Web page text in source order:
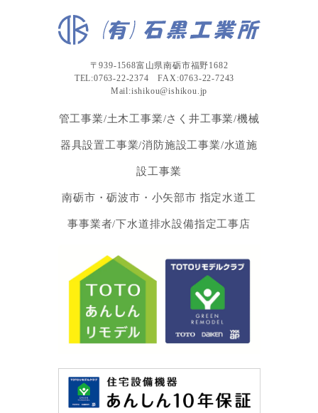
〒939-1568富山県南砺市福野1682
TEL:0763-22-2374 FAX:0763-22-7243
Mail:ishikou@ishikou.jp
管工事業/土木工事業/さく井工事業/機械
器具設置工事業/消防施設工事業/水道施
設工事業
南砺市・砺波市・小矢部市 指定水道工
事事業者/下水道排水設備指定工事店